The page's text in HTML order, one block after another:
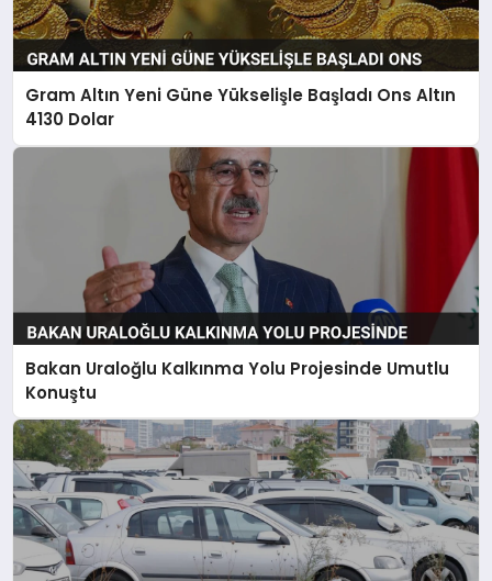
Gram Altın Yeni Güne Yükselişle Başladı Ons Altın
4130 Dolar
Bakan Uraloğlu Kalkınma Yolu Projesinde Umutlu
Konuştu